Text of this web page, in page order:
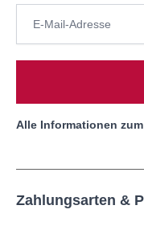
Alle Informationen
Zahlungsarten &